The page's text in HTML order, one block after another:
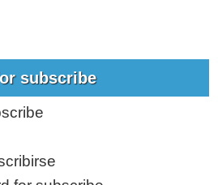
subscribe